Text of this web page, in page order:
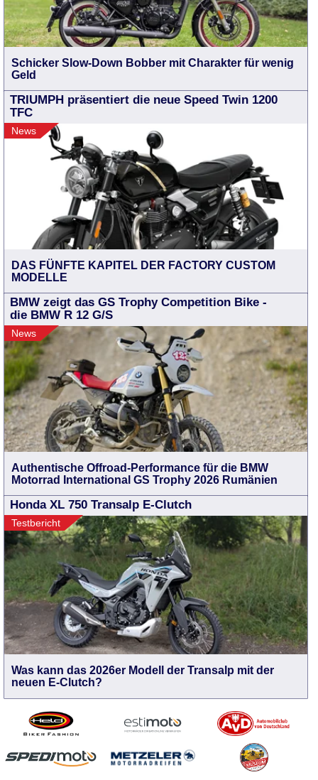
Schicker Slow-Down Bobber mit Charakter für wenig
Geld
TRIUMPH präsentiert die neue Speed Twin 1200
TFC
News
DAS FÜNFTE KAPITEL DER FACTORY CUSTOM
MODELLE
BMW zeigt das GS Trophy Competition Bike -
die BMW R 12 G/S
News
Authentische Offroad-Performance für die BMW
Motorrad International GS Trophy 2026 Rumänien
Honda XL 750 Transalp E-Clutch
Testbericht
Was kann das 2026er Modell der Transalp mit der
neuen E-Clutch?